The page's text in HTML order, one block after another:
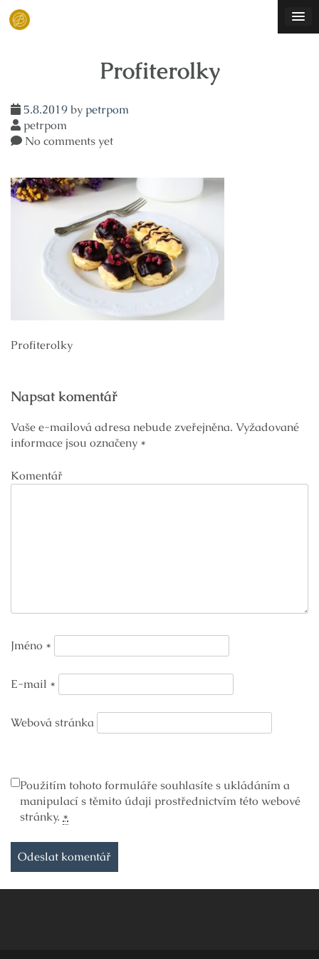
Skip
Profiterolky
5.8.2019by petrpom
petrpom
No comments yet
Profiterolky
pro
příspěvek
Napsat komentář
Vaše e-mailová adresa nebude zveřejněna. Vyžadované
informace jsou označeny *
Komentář
Jméno *
E-mail *
Webová stránka
Použitím tohoto formuláře souhlasíte s ukládáním a
manipulací s těmito údaji prostřednictvím této webové
stránky. *